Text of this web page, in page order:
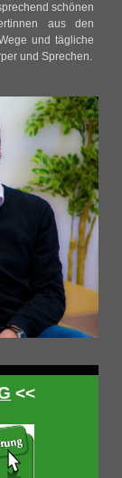
schönen
aus den
und tägliche
und Sprechen.
<<